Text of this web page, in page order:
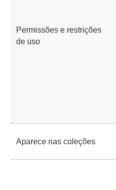
Permissões e restrições
de uso
Aparece nas coleções